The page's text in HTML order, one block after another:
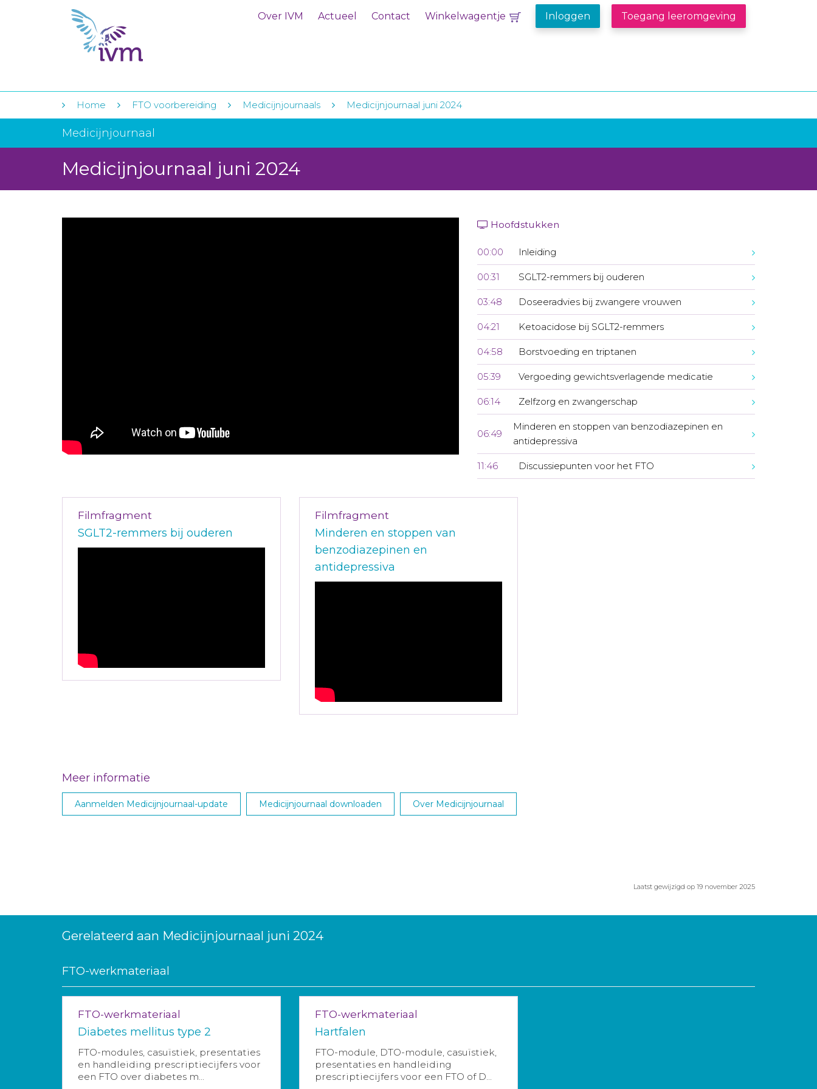
Over IVM Actueel Contact Winkelwagentje Inloggen Toegang leeromgeving
Home FTO voorbereiding Medicijnjournaals Medicijnjournaal juni 2024
Medicijnjournaal
Medicijnjournaal juni 2024
Hoofdstukken
00:00 Inleiding
00:31 SGLT2-remmers bij ouderen
03:48 Doseeradvies bij zwangere vrouwen
04:21 Ketoacidose bij SGLT2-remmers
04:58 Borstvoeding en triptanen
05:39 Vergoeding gewichtsverlagende medicatie
06:14 Zelfzorg en zwangerschap
06:49
Minderen en stoppen van benzodiazepinen en
antidepressiva
11:46 Discussiepunten voor het FTO
Filmfragment
SGLT2-remmers bij ouderen
Filmfragment
Minderen en stoppen van
benzodiazepinen en
antidepressiva
Meer informatie
Aanmelden Medicijnjournaal-update Medicijnjournaal downloaden Over Medicijnjournaal
Laatst gewijzigd op 19 november 2025
Gerelateerd aan Medicijnjournaal juni 2024
FTO-werkmateriaal
FTO-werkmateriaal
Diabetes mellitus type 2
FTO-modules, casuïstiek, presentaties
en handleiding prescriptiecijfers voor
een FTO over diabetes m...
FTO-werkmateriaal
Hartfalen
FTO-module, DTO-module, casuïstiek,
presentaties en handleiding
prescriptiecijfers voor een FTO of D...